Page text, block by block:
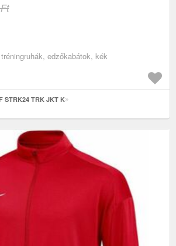
edzőkabátok, kék
STRK24 TRK JKT K